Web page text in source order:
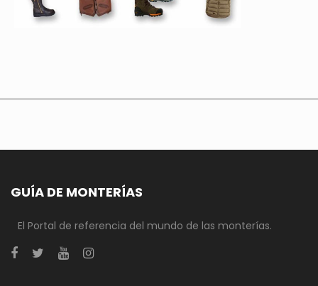
GUÍA DE MONTERÍAS
El Portal de referencia del mundo de las monterías.